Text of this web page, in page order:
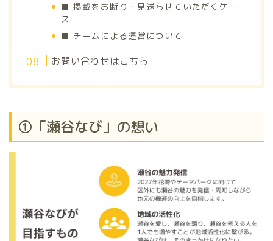
■ 掲載をお断り・見送らせていただくケー
ス
■ チームによる運営について
お問い合わせはこちら
①「瀬谷なび」の想い